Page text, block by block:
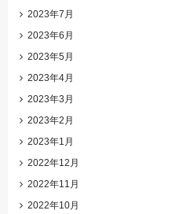
2023年7月
2023年6月
2023年5月
2023年4月
2023年3月
2023年2月
2023年1月
2022年12月
2022年11月
2022年10月